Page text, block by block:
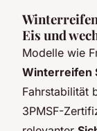
Eis und
Modelle wie
Winterreifen
Fahrstabilität
3PMSF-